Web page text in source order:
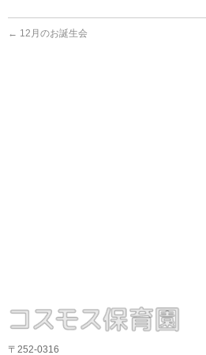
← 12月のお誕生会
〒252-0316